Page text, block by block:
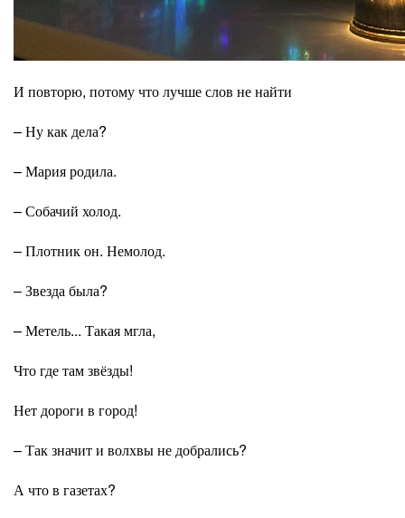
И повторю, потому что лучше слов не найти
– Ну как дела?
– Мария родила.
– Собачий холод.
– Плотник он. Немолод.
– Звезда была?
– Метель... Такая мгла,
Что где там звёзды!
Нет дороги в город!
– Так значит и волхвы не добрались?
А что в газетах?